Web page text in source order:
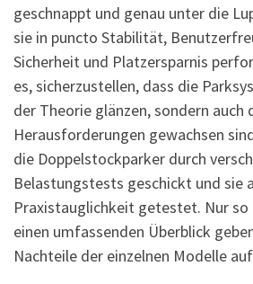
geschnappt und genau unter die
sie in puncto Stabilität,
Sicherheit und Platzersparnis
es, sicherzustellen, dass die
der Theorie glänzen, sondern auch
Herausforderungen gewachsen
die Doppelstockparker durch
Belastungstests geschickt und sie
Praxistauglichkeit getestet. Nur
einen umfassenden Überblick
Nachteile der einzelnen Modelle